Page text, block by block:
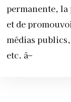
permanente, la
et de
médias
etc. â–